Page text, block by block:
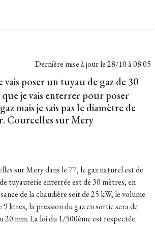
Dernière mise à jour le28/10 à 08:05
poser un tuyau de gaz de 30
je vais enterrer pour poser
mais je sais pas le diamètre de
Courcelles sur Mery
sur Mery dans le 77, le gaz naturel est de
tuyauterie enterrée est de 30 mètres, en
de la chaudière soit de 25 kW, le volume
9 litres, la pression du gaz en sortie sera de
20 mm. La loi du 1/500ème est respectée.